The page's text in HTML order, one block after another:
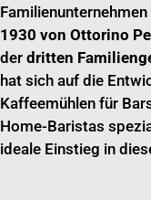
1930 von Ottorino
der dritten
hat sich auf die
Kaffeemühlen für
Home-Baristas
ideale Einstieg in